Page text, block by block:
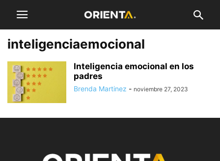
inteligenciaemocional
Inteligencia emocional en los
padres
Brenda Martinez - noviembre 27, 2023